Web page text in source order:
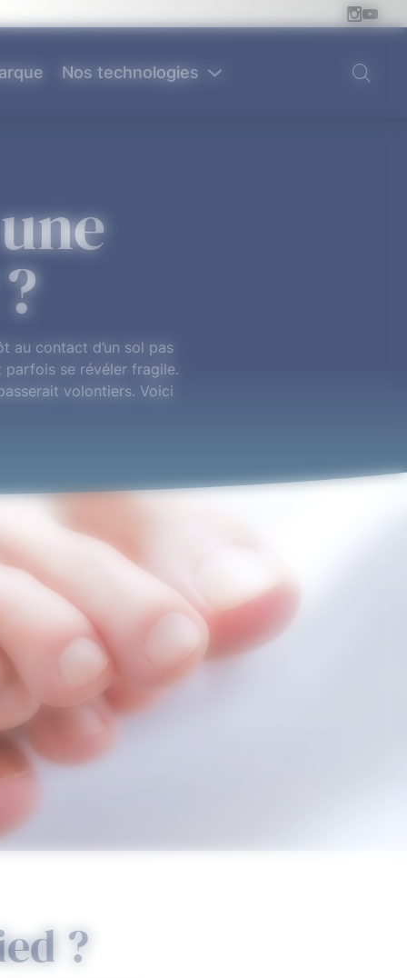
Nos technologies
au contact d’un sol pas
parfois se révéler fragile.
volontiers. Voici
?